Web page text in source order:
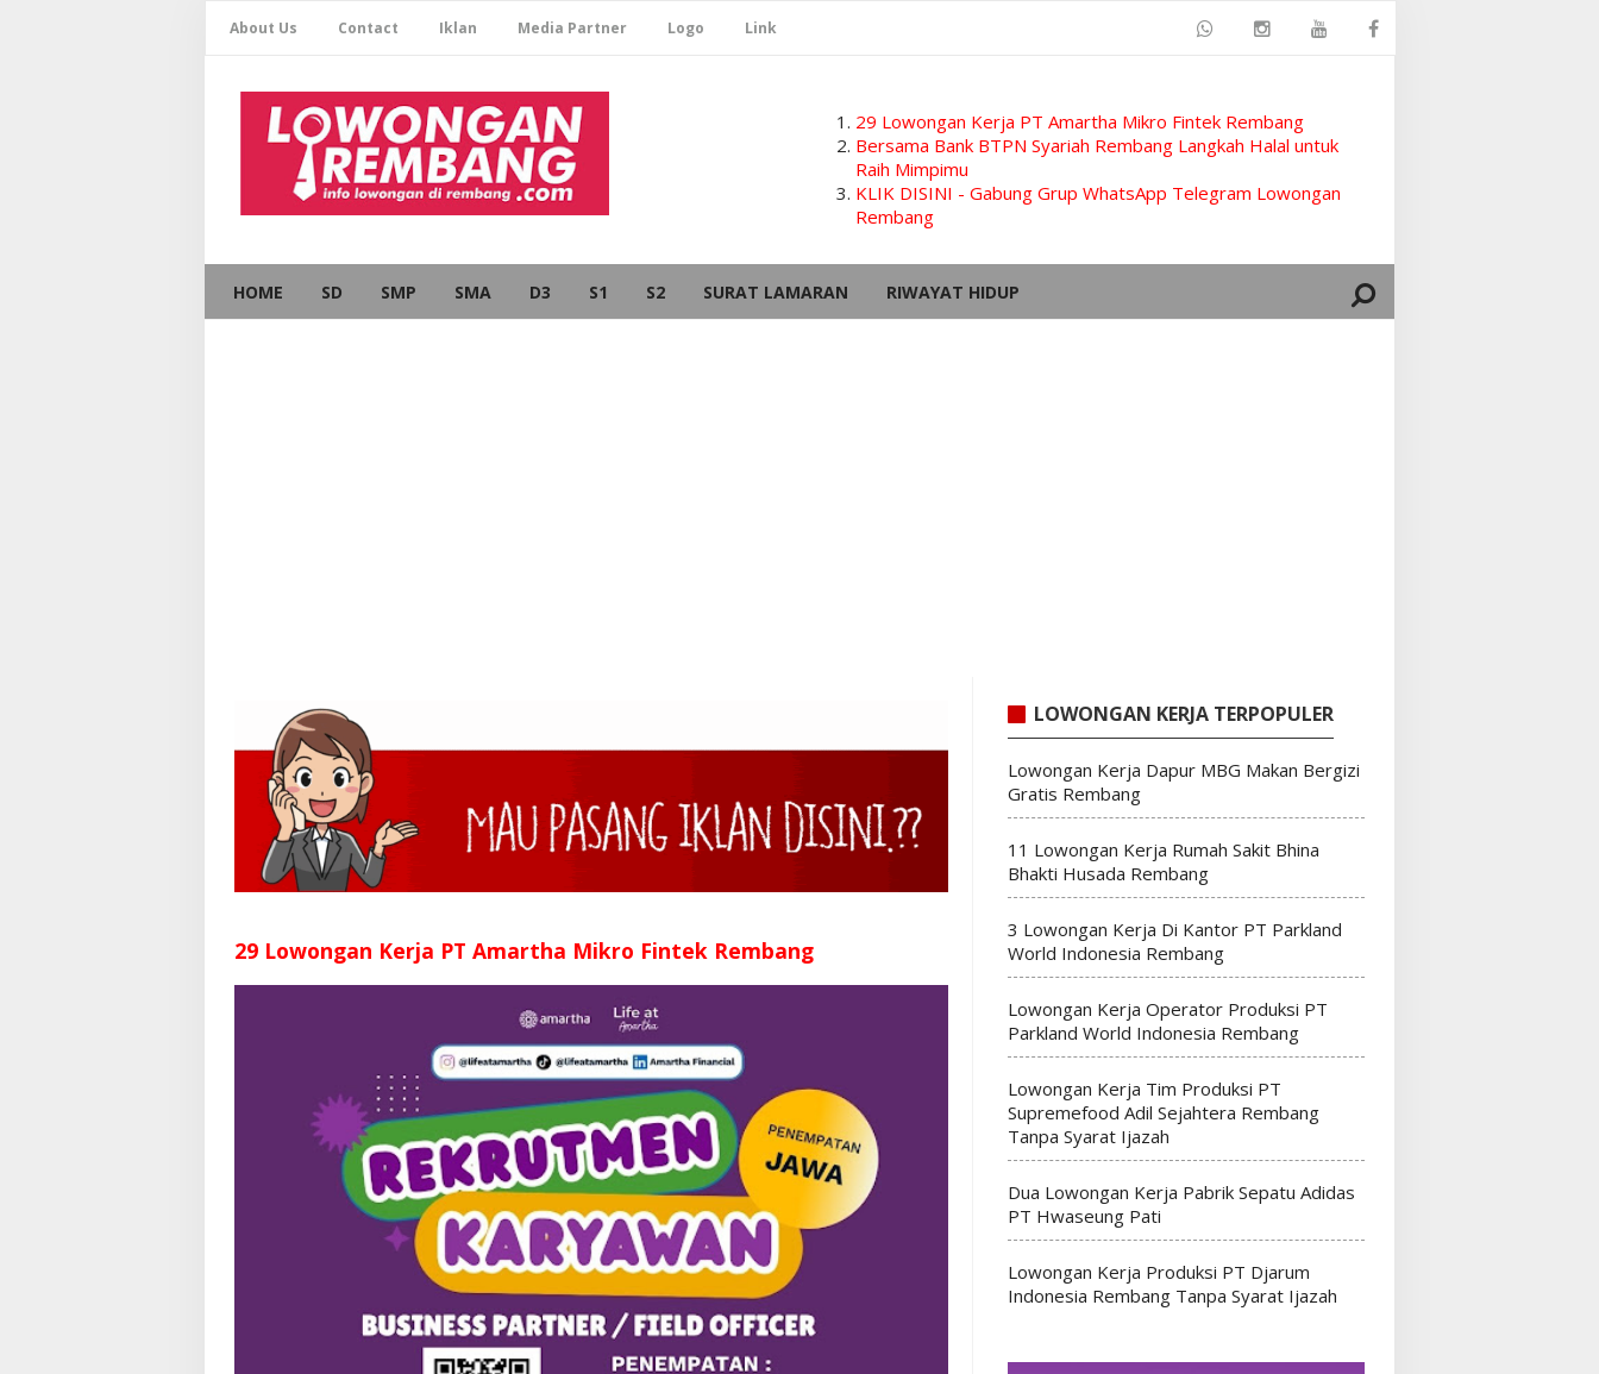
About Us Contact Iklan Media Partner Logo Link
29 Lowongan Kerja PT Amartha Mikro Fintek Rembang
Bersama Bank BTPN Syariah Rembang Langkah Halal untuk
Raih Mimpimu
KLIK DISINI - Gabung Grup WhatsApp Telegram Lowongan
Rembang
HOME SD SMP SMA D3 S1 S2 SURAT LAMARAN RIWAYAT HIDUP
29 Lowongan Kerja PT Amartha Mikro Fintek Rembang
LOWONGAN KERJA TERPOPULER
Lowongan Kerja Dapur MBG Makan Bergizi
Gratis Rembang
11 Lowongan Kerja Rumah Sakit Bhina
Bhakti Husada Rembang
3 Lowongan Kerja Di Kantor PT Parkland
World Indonesia Rembang
Lowongan Kerja Operator Produksi PT
Parkland World Indonesia Rembang
Lowongan Kerja Tim Produksi PT
Supremefood Adil Sejahtera Rembang
Tanpa Syarat Ijazah
Dua Lowongan Kerja Pabrik Sepatu Adidas
PT Hwaseung Pati
Lowongan Kerja Produksi PT Djarum
Indonesia Rembang Tanpa Syarat Ijazah